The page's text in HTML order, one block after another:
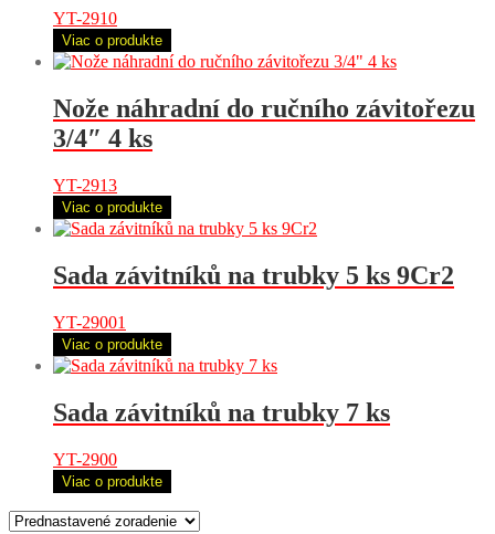
YT-2910
Viac o produkte
Nože náhradní do ručního závitořezu
3/4″ 4 ks
YT-2913
Viac o produkte
Sada závitníků na trubky 5 ks 9Cr2
YT-29001
Viac o produkte
Sada závitníků na trubky 7 ks
YT-2900
Viac o produkte